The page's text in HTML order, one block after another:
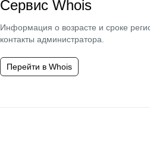
Сервис Whois
Информация о возрасте и сроке
контакты администратора.
Перейти в Whois